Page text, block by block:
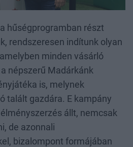
hűségprogramban részt
rendszeresen indítunk olyan
minden vásárló
népszerű Madárkánk
is, melynek
talált gazdára. E kampány
állt, nemcsak
de azonnali
bizalompont formájában